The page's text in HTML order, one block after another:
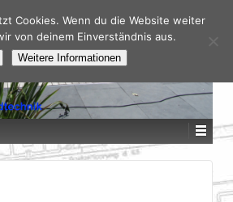
Cookies. Wenn du die Website weiter
von deinem Einverständnis aus.
Weitere Informationen